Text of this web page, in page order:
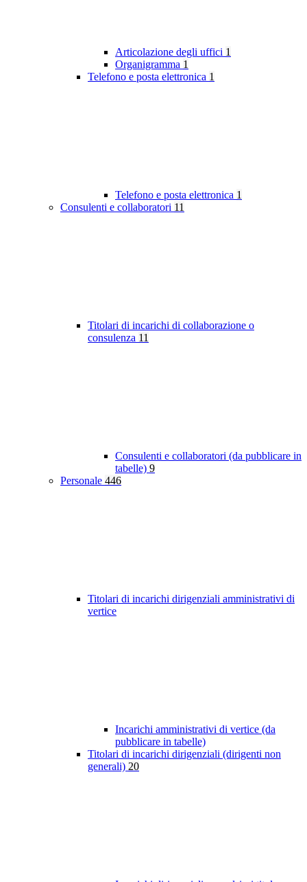
Articolazione degli uffici 1
Organigramma 1
Telefono e posta elettronica 1
Telefono e posta elettronica 1
Consulenti e collaboratori 11
Titolari di incarichi di collaborazione o
consulenza 11
Consulenti e collaboratori (da pubblicare in
tabelle) 9
Personale 446
Titolari di incarichi dirigenziali amministrativi di
vertice
Incarichi amministrativi di vertice (da
pubblicare in tabelle)
Titolari di incarichi dirigenziali (dirigenti non
generali) 20